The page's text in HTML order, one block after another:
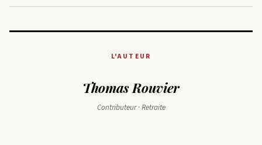
L'AUTEUR
Thomas Rouvier
Contributeur · Retraite